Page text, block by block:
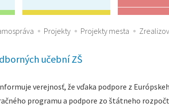
Projekty Projekty mesta
učební ZŠ
verejnosť, že vďaka podpore z
programu a podpore zo štátneho